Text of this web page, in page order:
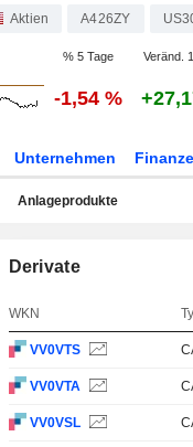
Aktien A426ZY
% 5 Tage Veränd.
-1,54 %
Unternehmen
Anlageprodukte
Derivate
WKN
VV0VTS
VV0VTA
VV0VSL